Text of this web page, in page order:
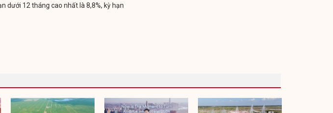
dưới 12 tháng cao nhất là 8,8%, kỳ hạn